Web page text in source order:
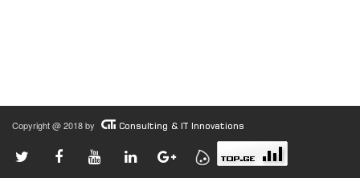
Copyright @ 2018 by Consulting & IT Innovations